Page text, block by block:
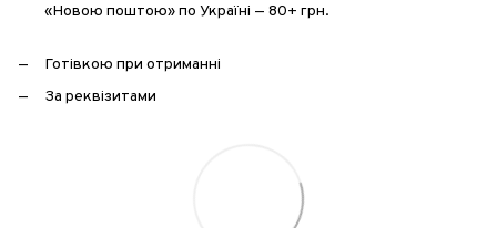
«Новою поштою» по Україні — 80+ грн.
Готівкою при отриманні
За реквізитами